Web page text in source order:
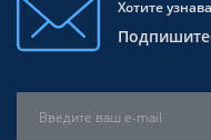
Хотите